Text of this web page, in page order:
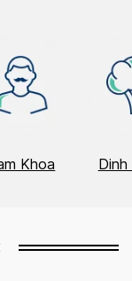
Khoa Dinh